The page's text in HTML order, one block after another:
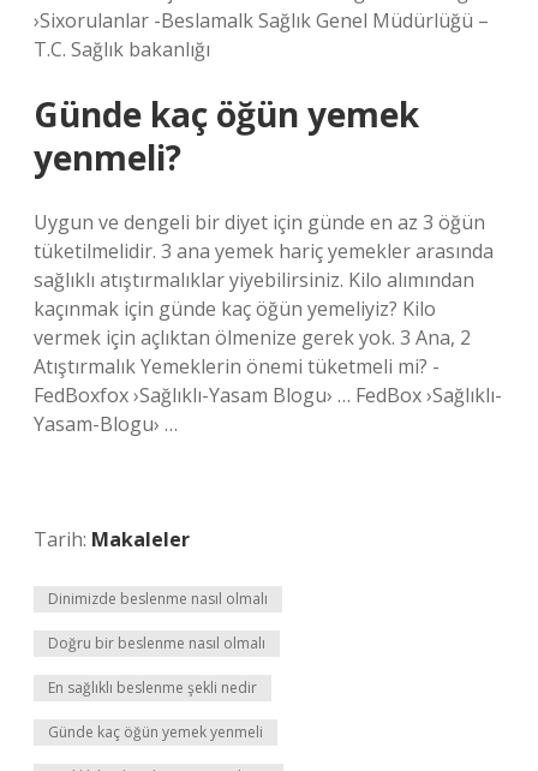
›Sixorulanlar -Beslamalk Sağlık Genel Müdürlüğü –
T.C. Sağlık bakanlığı
Günde kaç öğün yemek
yenmeli?
Uygun ve dengeli bir diyet için günde en az 3 öğün
tüketilmelidir. 3 ana yemek hariç yemekler arasında
sağlıklı atıştırmalıklar yiyebilirsiniz. Kilo alımından
kaçınmak için günde kaç öğün yemeliyiz? Kilo
vermek için açlıktan ölmenize gerek yok. 3 Ana, 2
Atıştırmalık Yemeklerin önemi tüketmeli mi? -
FedBoxfox ›Sağlıklı-Yasam Blogu› … FedBox ›Sağlıklı-
Yasam-Blogu› …
Tarih: Makaleler
Dinimizde beslenme nasıl olmalı
Doğru bir beslenme nasıl olmalı
En sağlıklı beslenme şekli nedir
Günde kaç öğün yemek yenmeli